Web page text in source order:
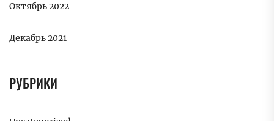
Октябрь 2022
Декабрь 2021
РУБРИКИ